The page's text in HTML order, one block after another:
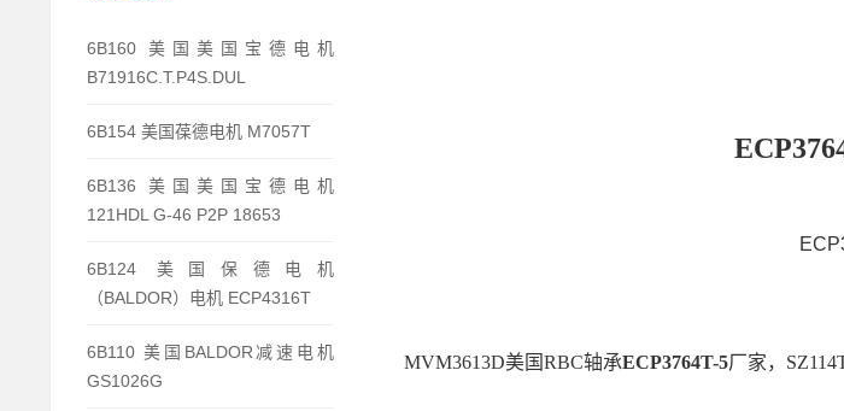
6B160 美国美国宝德电机
B71916C.T.P4S.DUL
6B154 美国葆德电机 M7057T
6B136 美国美国宝德电机
121HDL G-46 P2P 18653
6B124 美国保德电机
（BALDOR）电机 ECP4316T
6B110 美国BALDOR减速电机
GS1026G
MVM3613D美国RBC轴承ECP3764T-5厂家，